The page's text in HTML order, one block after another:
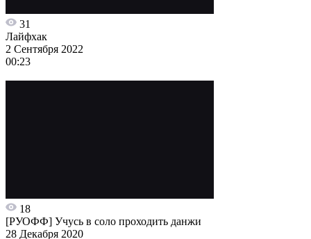
31
Лайфхак
2 Сентября 2022
00:23
18
[РУОФФ] Учусь в соло проходить данжи
28 Декабря 2020